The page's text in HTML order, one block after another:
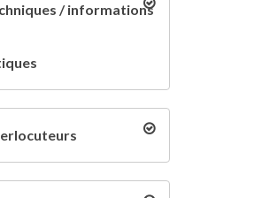
/ informations